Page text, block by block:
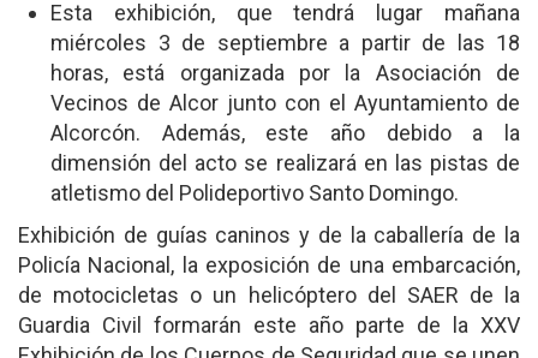
Esta exhibición, que tendrá lugar mañana
miércoles 3 de septiembre a partir de las 18
horas, está organizada por la Asociación de
Vecinos de Alcor junto con el Ayuntamiento de
Alcorcón. Además, este año debido a la
dimensión del acto se realizará en las pistas de
atletismo del Polideportivo Santo Domingo.
Exhibición de guías caninos y de la caballería de la
Policía Nacional, la exposición de una embarcación,
de motocicletas o un helicóptero del SAER de la
Guardia Civil formarán este año parte de la XXV